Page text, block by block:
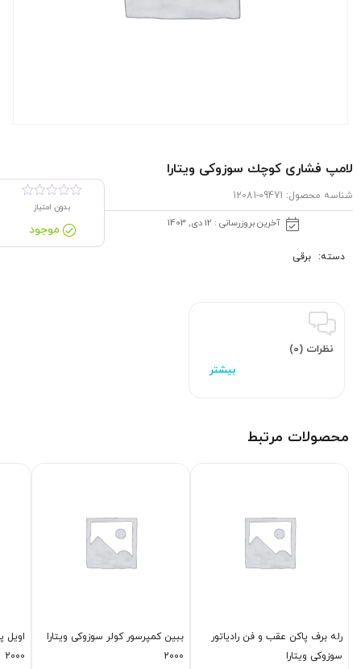
لامپ فشاری كوچك سوزوکی ویتارا
شناسه محصول: 09471-12081
آخرین بروزرسانی : 12 دی, 1403
بدون امتیاز
موجود
دسته: برقی
نظرات (0)
محصولات مرتبط
رله برف پاكن عقب و فن رادیاتور
سوزوکی ویتارا
ببین كمپرسور كولر سوزوکی ویتارا
2000
اویل
2000